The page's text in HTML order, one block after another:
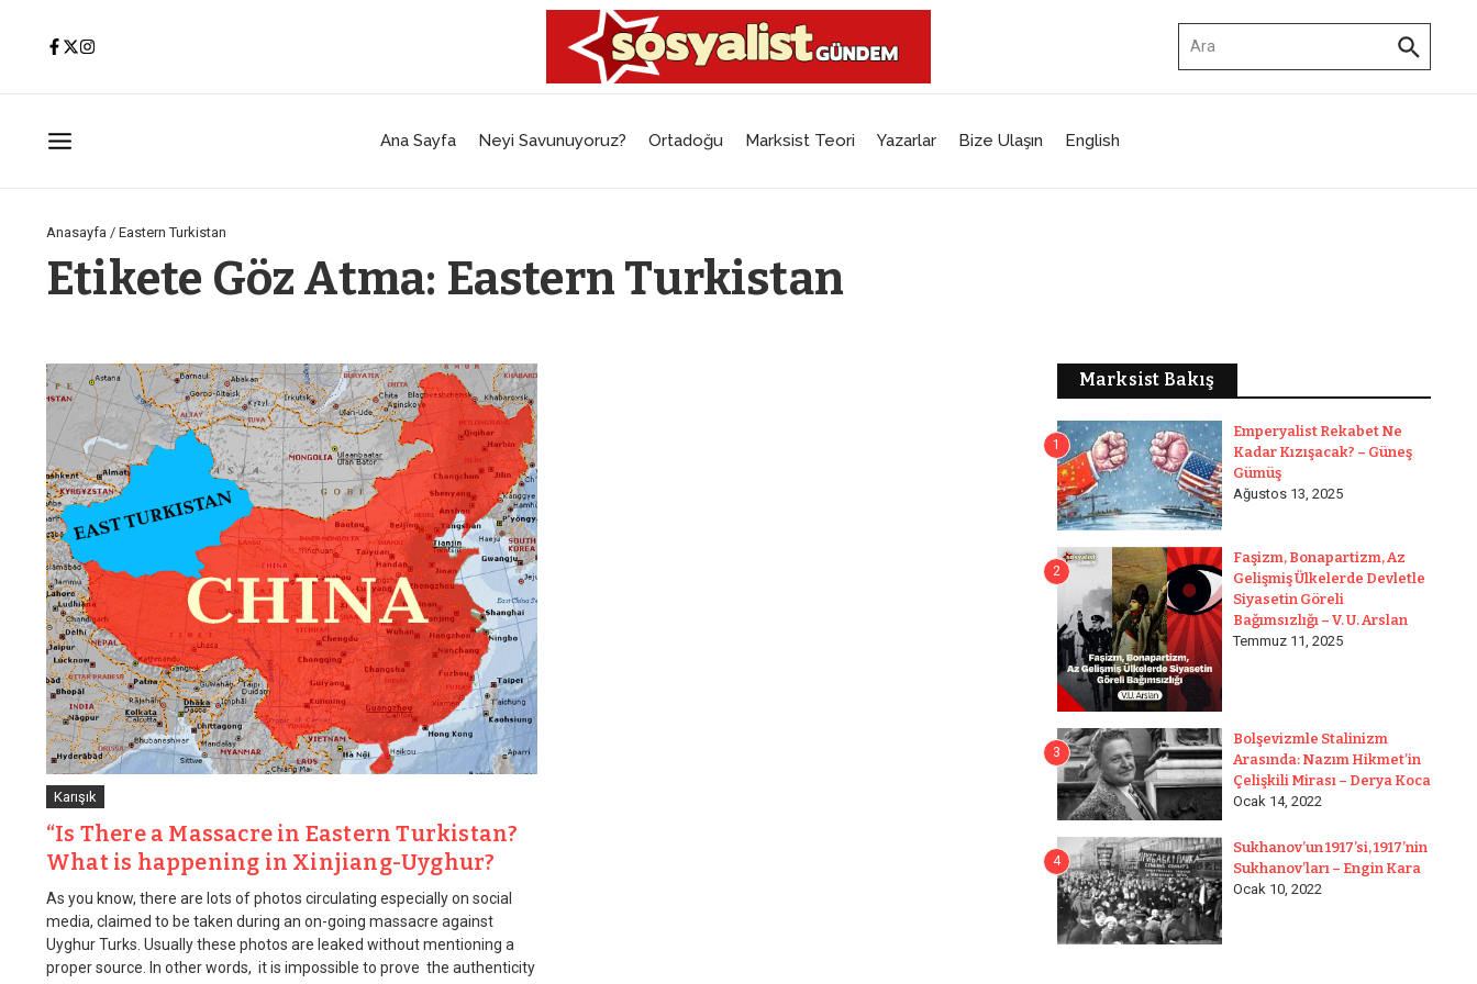
Ana Sayfa Neyi Savunuyoruz? Ortadoğu Marksist Teori Yazarlar Bize Ulaşın English
Anasayfa / Eastern Turkistan
Etikete Göz Atma: Eastern Turkistan
Karışık
“Is There a Massacre in Eastern Turkistan?
What is happening in Xinjiang-Uyghur?
As you know, there are lots of photos circulating especially on social
media, claimed to be taken during an on-going massacre against
Uyghur Turks. Usually these photos are leaked without mentioning a
proper source. In other words, it is impossible to prove the authenticity
Marksist Bakış
1
Emperyalist Rekabet Ne
Kadar Kızışacak? – Güneş
Gümüş
Ağustos 13, 2025
2
Faşizm, Bonapartizm, Az
Gelişmiş Ülkelerde Devletle
Siyasetin Göreli
Bağımsızlığı – V. U. Arslan
Temmuz 11, 2025
3
Bolşevizmle Stalinizm
Arasında: Nazım Hikmet’in
Çelişkili Mirası – Derya Koca
Ocak 14, 2022
4
Sukhanov’un 1917’si, 1917’nin
Sukhanov’ları – Engin Kara
Ocak 10, 2022